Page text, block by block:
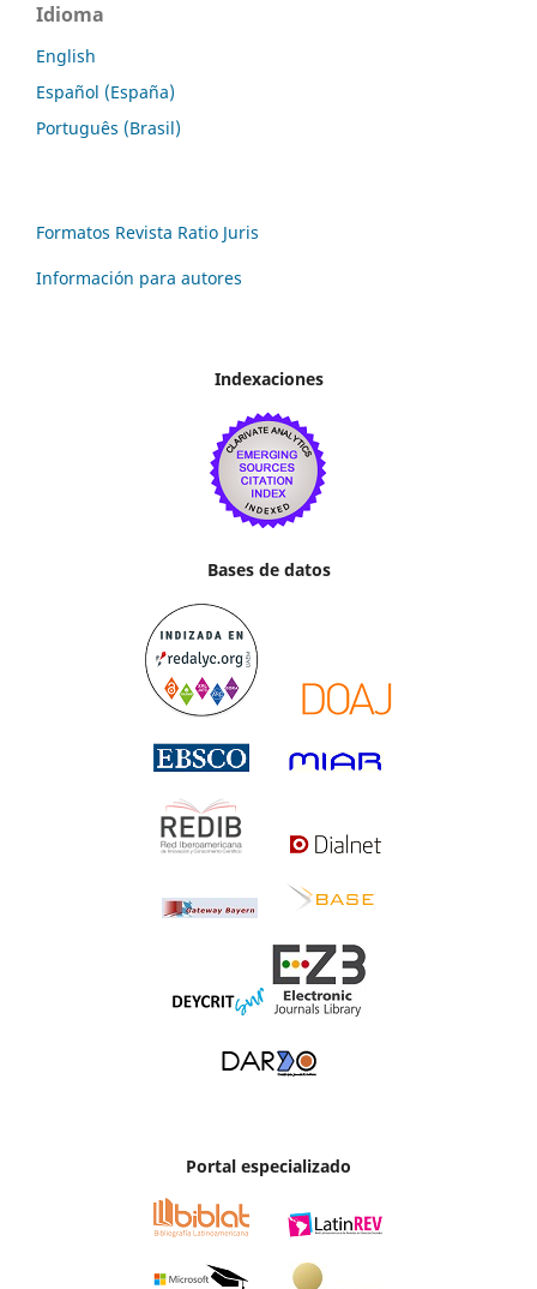
Idioma
English
Español (España)
Português (Brasil)
Formatos Revista Ratio Juris
Información para autores
Indexaciones
Bases de datos
Portal especializado